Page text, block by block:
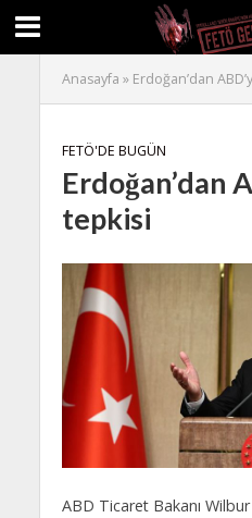
Anasayfa » Erdoğan’dan
FETÖ'DE BUGÜN
Erdoğan’dan
tepkisi
ABD Ticaret Bakanı